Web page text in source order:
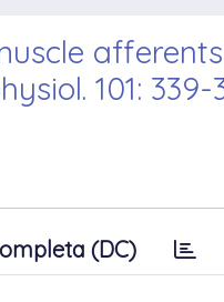
101: 339-
(DC)